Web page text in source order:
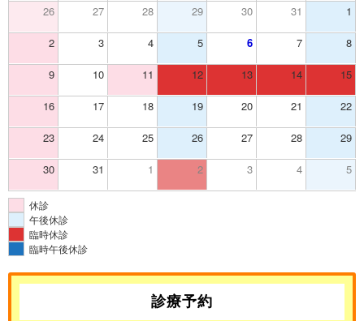
26 27 28 29 30 31 1
2 3 4 5 6 7 8
9 10 11 12 13 14 15
16 17 18 19 20 21 22
23 24 25 26 27 28 29
30 31 1 2 3 4 5
休診
午後休診
臨時休診
臨時午後休診
診療予約